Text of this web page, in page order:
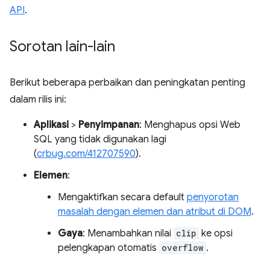
API.
Sorotan lain-lain
Berikut beberapa perbaikan dan peningkatan penting
dalam rilis ini:
Aplikasi > Penyimpanan: Menghapus opsi Web
SQL yang tidak digunakan lagi
(crbug.com/412707590).
Elemen:
Mengaktifkan secara default penyorotan
masalah dengan elemen dan atribut di DOM.
Gaya: Menambahkan nilai clip ke opsi
pelengkapan otomatis overflow .